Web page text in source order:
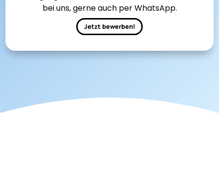
bei uns, gerne auch per WhatsApp.
Jetzt bewerben!